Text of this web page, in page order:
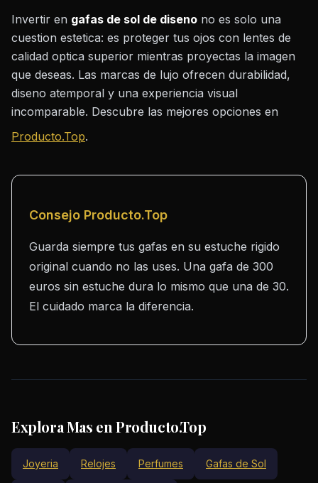
Invertir en gafas de sol de diseno no es solo una
cuestion estetica: es proteger tus ojos con lentes de
calidad optica superior mientras proyectas la imagen
que deseas. Las marcas de lujo ofrecen durabilidad,
diseno atemporal y una experiencia visual
incomparable. Descubre las mejores opciones en
Producto.Top.
Consejo Producto.Top
Guarda siempre tus gafas en su estuche rigido
original cuando no las uses. Una gafa de 300
euros sin estuche dura lo mismo que una de 30.
El cuidado marca la diferencia.
Explora Mas en Producto.Top
Joyeria Relojes Perfumes Gafas de Sol